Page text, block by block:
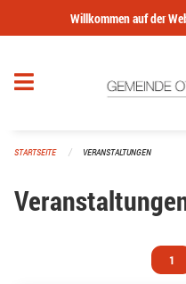
Navigation überspringen
Willkommen auf der
STARTSEITE VERANSTALTUNGEN
1